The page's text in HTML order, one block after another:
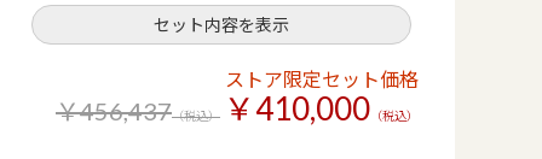
セット内容を表示
ストア限定セット価格
￥456,437（税込） ￥410,000 （税込）